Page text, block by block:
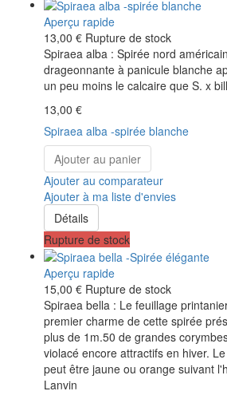
Aperçu rapide
13,00 € Rupture de stock
Spiraea alba : Spirée nord
drageonnante à panicule blanche
un peu moins le calcaire que S. x
13,00 €
Spiraea alba -spirée blanche
Ajouter au panier
Ajouter au comparateur
Ajouter à ma liste d'envies
Détails
Rupture de stock
Aperçu rapide
15,00 € Rupture de stock
Spiraea bella : Le feuillage
premier charme de cette spirée
plus de 1m.50 de grandes
violacé encore attractifs en hiver.
peut être jaune ou orange suivant
Lanvin